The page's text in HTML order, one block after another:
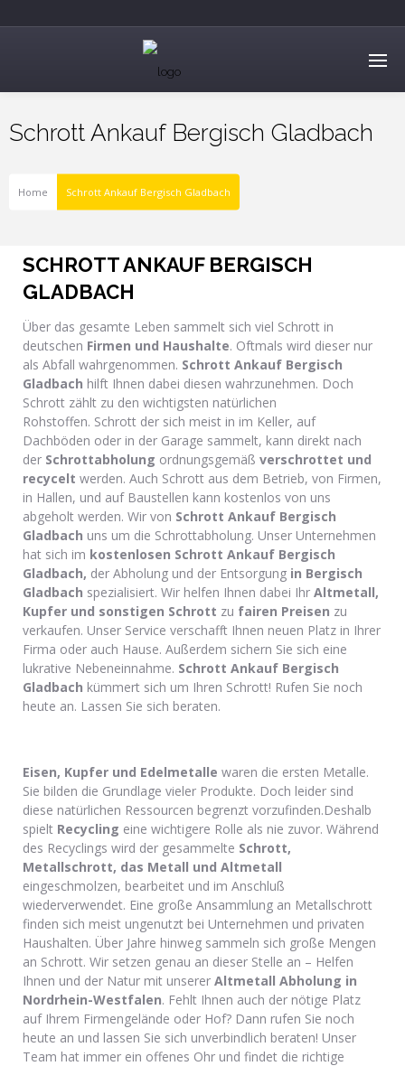
Schrott Ankauf Bergisch Gladbach
Home Schrott Ankauf Bergisch Gladbach
SCHROTT ANKAUF BERGISCH
GLADBACH
Über das gesamte Leben sammelt sich viel Schrott in
deutschen Firmen und Haushalte. Oftmals wird dieser nur
als Abfall wahrgenommen. Schrott Ankauf Bergisch
Gladbach hilft Ihnen dabei diesen wahrzunehmen. Doch
Schrott zählt zu den wichtigsten natürlichen
Rohstoffen. Schrott der sich meist in im Keller, auf
Dachböden oder in der Garage sammelt, kann direkt nach
der Schrottabholung ordnungsgemäß verschrottet und
recycelt werden. Auch Schrott aus dem Betrieb, von Firmen,
in Hallen, und auf Baustellen kann kostenlos von uns
abgeholt werden. Wir von Schrott Ankauf Bergisch
Gladbach uns um die Schrottabholung. Unser Unternehmen
hat sich im kostenlosen Schrott Ankauf Bergisch
Gladbach, der Abholung und der Entsorgung in Bergisch
Gladbach spezialisiert. Wir helfen Ihnen dabei Ihr Altmetall,
Kupfer und sonstigen Schrott zu fairen Preisen zu
verkaufen. Unser Service verschafft Ihnen neuen Platz in Ihrer
Firma oder auch Hause. Außerdem sichern Sie sich eine
lukrative Nebeneinnahme. Schrott Ankauf Bergisch
Gladbach kümmert sich um Ihren Schrott! Rufen Sie noch
heute an. Lassen Sie sich beraten.
Eisen, Kupfer und Edelmetalle waren die ersten Metalle.
Sie bilden die Grundlage vieler Produkte. Doch leider sind
diese natürlichen Ressourcen begrenzt vorzufinden.Deshalb
spielt Recycling eine wichtigere Rolle als nie zuvor. Während
des Recyclings wird der gesammelte Schrott,
Metallschrott, das Metall und Altmetall
eingeschmolzen, bearbeitet und im Anschluß
wiederverwendet. Eine große Ansammlung an Metallschrott
finden sich meist ungenutzt bei Unternehmen und privaten
Haushalten. Über Jahre hinweg sammeln sich große Mengen
an Schrott. Wir setzen genau an dieser Stelle an – Helfen
Ihnen und der Natur mit unserer Altmetall Abholung in
Nordrhein-Westfalen. Fehlt Ihnen auch der nötige Platz
auf Ihrem Firmengelände oder Hof? Dann rufen Sie noch
heute an und lassen Sie sich unverbindlich beraten! Unser
Team hat immer ein offenes Ohr und findet die richtige